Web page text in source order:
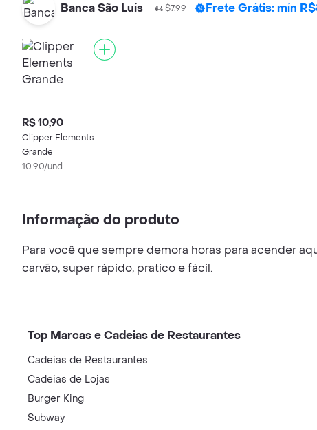
Banca São Luís $7.99 Frete Grátis: mín
R$ 10,90
Clipper Elements
Grande
10.90/und
Informação do produto
Para você que sempre demora horas para acender
carvão, super rápido, pratico e fácil.
Top Marcas e Cadeias de Restaurantes
Cadeias de Restaurantes
Cadeias de Lojas
Burger King
Subway